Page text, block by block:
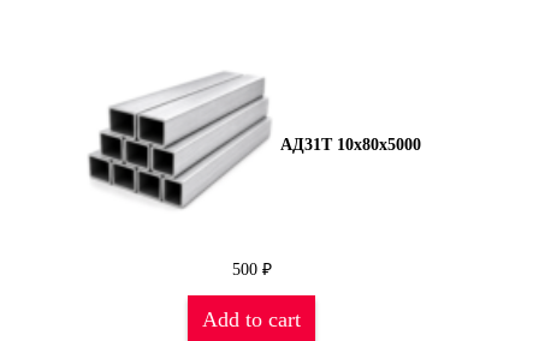
АД31Т 10х80х5000
500 ₽
Add to cart